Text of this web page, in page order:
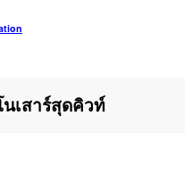
เสาร์สุดคิวท์